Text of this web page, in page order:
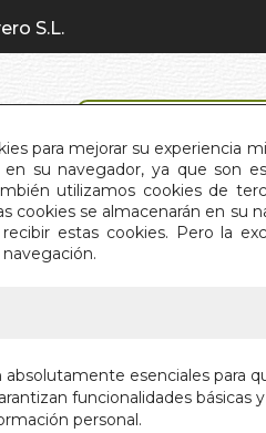
para mejorar su experiencia
su navegador, ya que son
utilizamos cookies de
cookies se almacenarán en su
estas cookies. Pero la
absolutamente esenciales
funcionalidades básicas
personal.
S.L.
INICIO